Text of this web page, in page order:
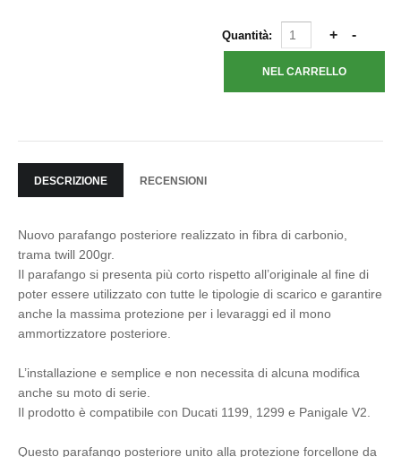
Quantità:
DESCRIZIONE RECENSIONI
Nuovo parafango posteriore realizzato in fibra di carbonio,
trama twill 200gr.
Il parafango si presenta più corto rispetto all’originale al fine di
poter essere utilizzato con tutte le tipologie di scarico e garantire
anche la massima protezione per i levaraggi ed il mono
ammortizzatore posteriore.
L’installazione e semplice e non necessita di alcuna modifica
anche su moto di serie.
Il prodotto è compatibile con Ducati 1199, 1299 e Panigale V2.
Questo parafango posteriore unito alla protezione forcellone da